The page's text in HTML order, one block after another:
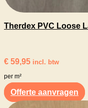
Therdex PVC Loose
€ 59,95 incl. btw
per m²
Offerte aanvragen